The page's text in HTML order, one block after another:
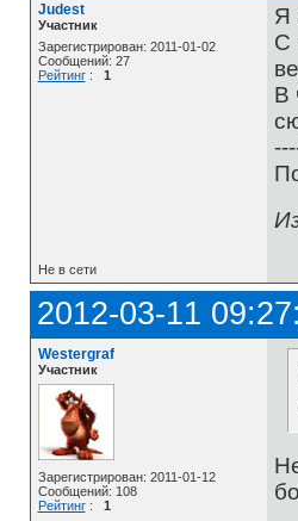
Judest
Участник
Зарегистрирован: 2011-01-02
Сообщений: 27
Рейтинг: 1
Я
С
В
Не в сети
2012-03-11
Westergraf
Участник
Зарегистрирован: 2011-01-12
Сообщений: 108
Рейтинг: 1